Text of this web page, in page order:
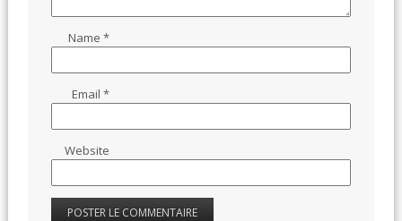
Name*
Email*
Website